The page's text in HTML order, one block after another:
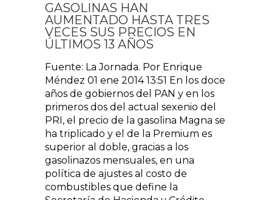
GASOLINAS HAN
AUMENTADO HASTA TRES
VECES SUS PRECIOS EN
ÚLTIMOS 13 AÑOS
Fuente: La Jornada. Por Enrique
Méndez 01 ene 2014 13:51 En los doce
años de gobiernos del PAN y en los
primeros dos del actual sexenio del
PRI, el precio de la gasolina Magna se
ha triplicado y el de la Premium es
superior al doble, gracias a los
gasolinazos mensuales, en una
política de ajustes al costo de
combustibles que define la